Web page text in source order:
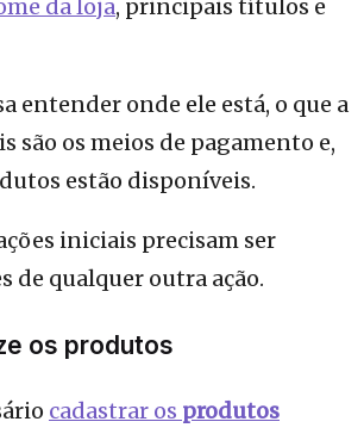
da loja, principais títulos e
entender onde ele está, o que a
são os meios de pagamento e,
estão disponíveis.
iniciais precisam ser
de qualquer outra ação.
os produtos
cadastrar os produtos